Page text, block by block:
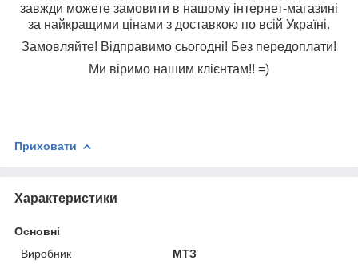
завжди можете замовити в нашому інтернет-магазині
за найкращими цінами з доставкою по всій Україні.
Замовляйте! Відправимо сьогодні! Без передоплати!
Ми віримо нашим клієнтам!! =)
Приховати
Характеристики
Основні
Виробник
МТЗ